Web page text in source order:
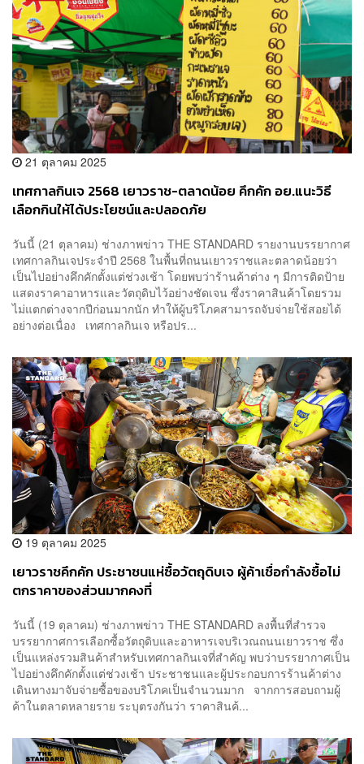
21 ตุลาคม 2025
เทศกาลกินเจ 2568 เยาวราช-ตลาดน้อย คึกคัก อย.แนะวิธี
เลือกกินให้ได้ประโยชน์และปลอดภัย
วันนี้ (21 ตุลาคม) ช่างภาพข่าว THE STANDARD รายงานบรรยากาศ
เทศกาลกินเจประจำปี 2568 ในพื้นที่ถนนเยาวราชและตลาดน้อยว่า
เป็นไปอย่างคึกคักตั้งแต่ช่วงเช้า โดยพบว่าร้านค้าต่าง ๆ มีการติดป้าย
แสดงราคาอาหารและวัตถุดิบไว้อย่างชัดเจน ซึ่งราคาสินค้าโดยรวม
ไม่แตกต่างจากปีก่อนมากนัก ทำให้ผู้บริโภคสามารถจับจ่ายใช้สอยได้
อย่างต่อเนื่อง เทศกาลกินเจ หรือปร...
19 ตุลาคม 2025
เยาวราชคึกคัก ประชาชนแห่ซื้อวัตถุดิบเจ ผู้ค้าเชื่อกำลังซื้อไม่
ตกราคาของส่วนมากคงที่
วันนี้ (19 ตุลาคม) ช่างภาพข่าว THE STANDARD ลงพื้นที่สำรวจ
บรรยากาศการเลือกซื้อวัตถุดิบและอาหารเจบริเวณถนนเยาวราช ซึ่ง
เป็นแหล่งรวมสินค้าสำหรับเทศกาลกินเจที่สำคัญ พบว่าบรรยากาศเป็น
ไปอย่างคึกคักตั้งแต่ช่วงเช้า ประชาชนและผู้ประกอบการร้านค้าต่าง
เดินทางมาจับจ่ายซื้อของบริโภคเป็นจำนวนมาก จากการสอบถามผู้
ค้าในตลาดหลายราย ระบุตรงกันว่า ราคาสินค้...